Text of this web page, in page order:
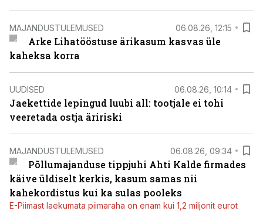
MAJANDUSTULEMUSED 06.08.26, 12:15
Arke Lihatööstuse ärikasum kasvas üle
kaheksa korra
UUDISED 06.08.26, 10:14
Jaekettide lepingud luubi all: tootjale ei tohi
veeretada ostja äririski
MAJANDUSTULEMUSED 06.08.26, 09:34
Põllumajanduse tippjuhi Ahti Kalde firmades
käive üldiselt kerkis, kasum samas nii
kahekordistus kui ka sulas pooleks
E-Piimast laekumata piimaraha on enam kui 1,2 miljonit eurot